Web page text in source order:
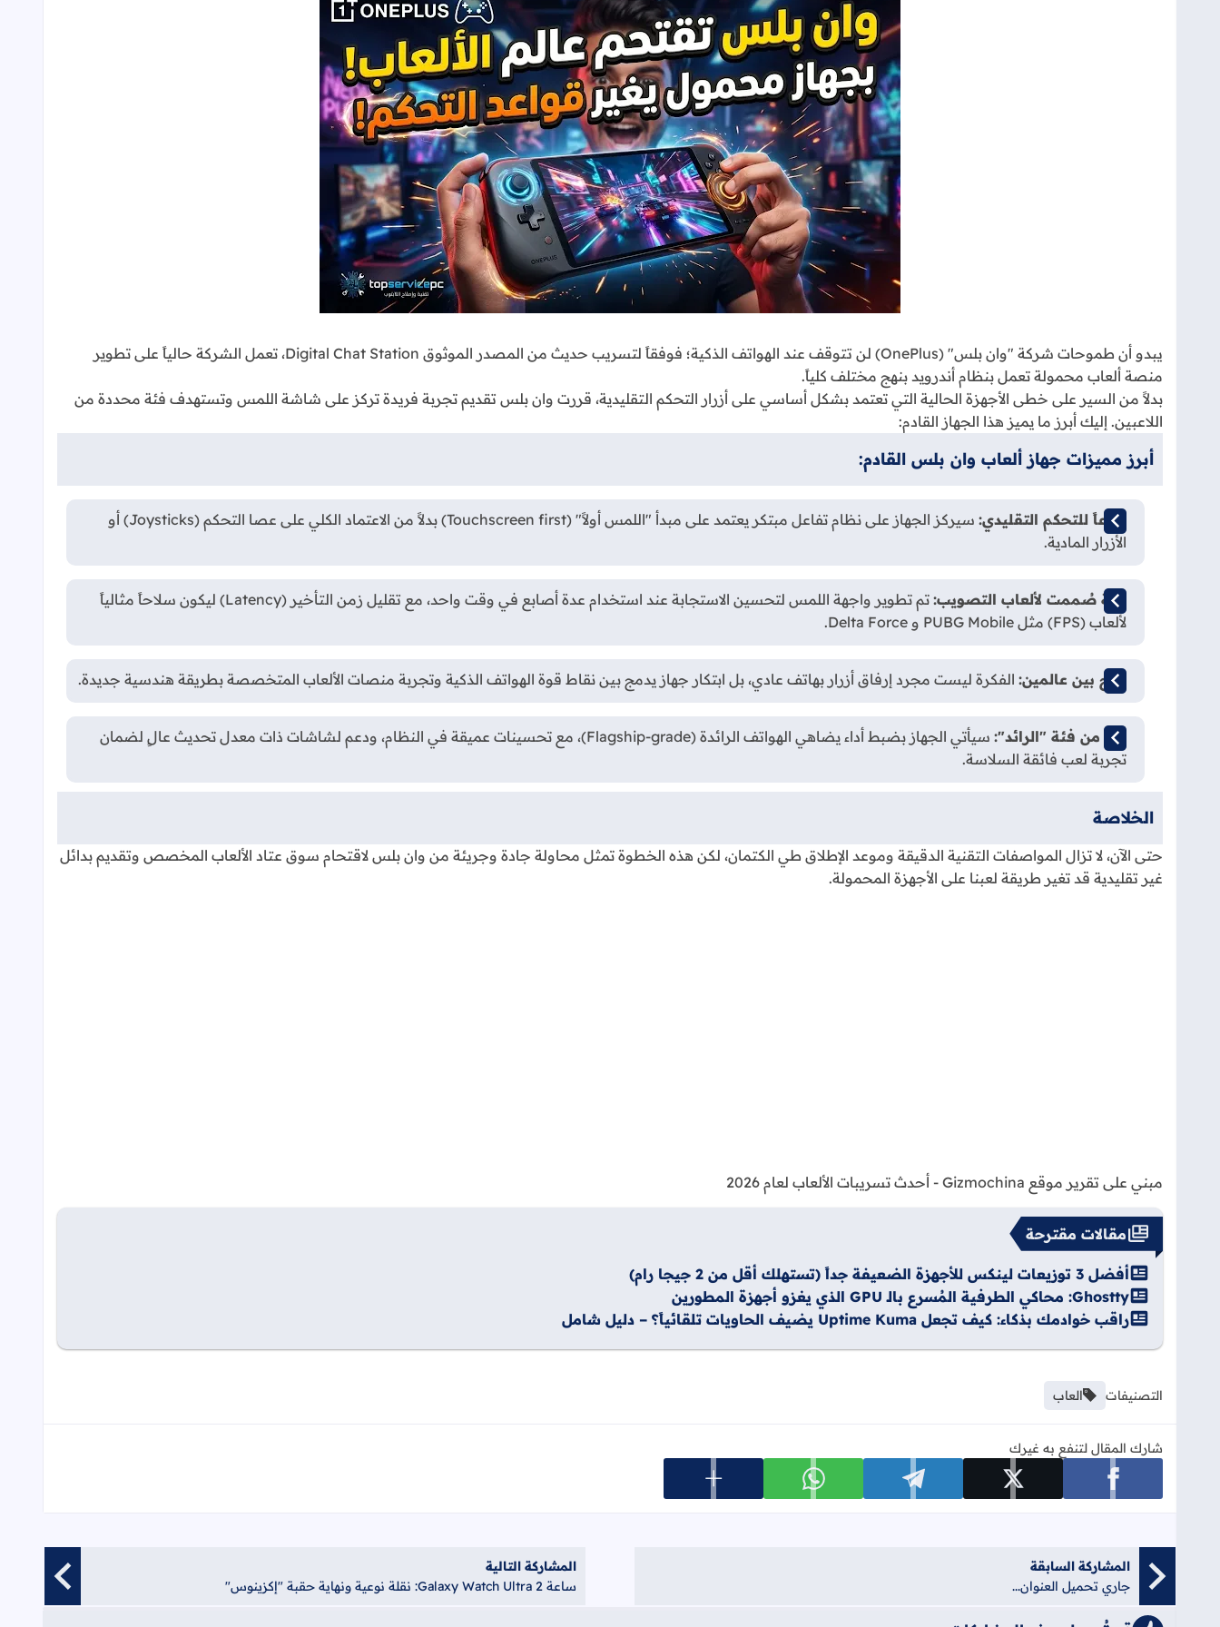
يبدو أن طموحات شركة "وان بلس" (OnePlus) لن تتوقف عند الهواتف الذكية؛ فوفقاً لتسريب حديث من المصدر الموثوق Digital Chat Station، تعمل الشركة حالياً على تطوير
منصة ألعاب محمولة تعمل بنظام أندرويد بنهج مختلف كلياً.
بدلاً من السير على خطى الأجهزة الحالية التي تعتمد بشكل أساسي على أزرار التحكم التقليدية، قررت وان بلس تقديم تجربة فريدة تركز على شاشة اللمس وتستهدف فئة محددة من
اللاعبين. إليك أبرز ما يميز هذا الجهاز القادم:
أبرز مميزات جهاز ألعاب وان بلس القادم:
وداعاً للتحكم التقليدي:
سيركز الجهاز على نظام تفاعل مبتكر يعتمد على مبدأ "اللمس أولاً" (Touchscreen first) بدلاً من الاعتماد الكلي على عصا التحكم (Joysticks) أو
الأزرار المادية.
دقة صُممت لألعاب التصويب:
تم تطوير واجهة اللمس لتحسين الاستجابة عند استخدام عدة أصابع في وقت واحد، مع تقليل زمن التأخير (Latency) ليكون سلاحاً مثالياً
لألعاب (FPS) مثل PUBG Mobile و Delta Force.
دمج بين عالمين: الفكرة ليست مجرد إرفاق أزرار بهاتف عادي، بل ابتكار جهاز يدمج بين نقاط قوة الهواتف الذكية وتجربة منصات الألعاب المتخصصة بطريقة هندسية جديدة.
أداء من فئة "الرائد":
سيأتي الجهاز بضبط أداء يضاهي الهواتف الرائدة (Flagship-grade)، مع تحسينات عميقة في النظام، ودعم لشاشات ذات معدل تحديث عالٍ لضمان
تجربة لعب فائقة السلاسة.
الخلاصة
حتى الآن، لا تزال المواصفات التقنية الدقيقة وموعد الإطلاق طي الكتمان، لكن هذه الخطوة تمثل محاولة جادة وجريئة من وان بلس لاقتحام سوق عتاد الألعاب المخصص وتقديم بدائل
غير تقليدية قد تغير طريقة لعبنا على الأجهزة المحمولة.
مبني على تقرير موقع Gizmochina - أحدث تسريبات الألعاب لعام 2026
مقالات مقترحة
أفضل 3 توزيعات لينكس للأجهزة الضعيفة جداً (تستهلك أقل من 2 جيجا رام)
Ghostty: محاكي الطرفية المُسرع بالـ GPU الذي يغزو أجهزة المطورين
راقب خوادمك بذكاء: كيف تجعل Uptime Kuma يضيف الحاويات تلقائياً؟ – دليل شامل
التصنيفات العاب
شارك المقال لتنفع به غيرك
شارك على facebook شارك على x شارك على telegram شارك على whatsapp عرض المزيد من خيارات المشاركة
المشاركة السابقة
جاري تحميل العنوان...
المشاركة التالية
ساعة Galaxy Watch Ultra 2: نقلة نوعية ونهاية حقبة "إكزينوس"